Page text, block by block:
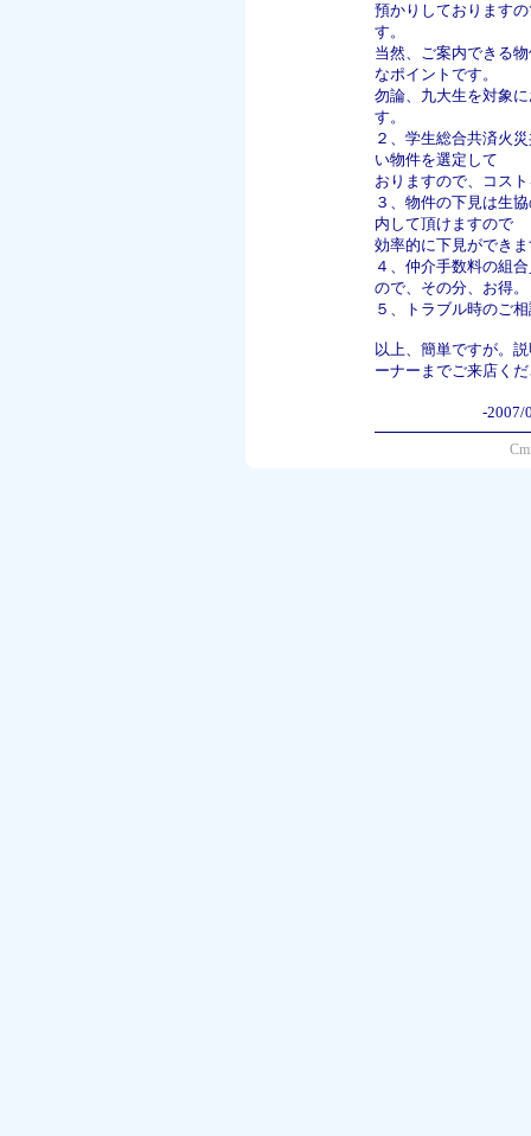
預かりしております
す。
当然、ご案内できる
なポイントです。
勿論、九大生を対象
す。
２、学生総合共済火
い物件を選定して
おりますので、コス
３、物件の下見は生
内して頂けますので
効率的に下見ができ
４、仲介手数料の組
ので、その分、お得。
５、トラブル時のご
以上、簡単ですが。
ーナーまでご来店く
-2007/